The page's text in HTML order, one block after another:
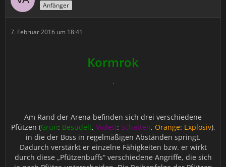
Anfänger
7. Februar 2016 um 18:41
Kormrok
Am Rand der Arena befinden sich drei verschiedene
Pfützen (Grün: Besudelt, Violett: Schatten, Orange: Explosiv),
in die der Boss in regelmäßigen Abständen springt.
Dadurch verstärkt er einzelne Fähigkeiten bzw. er wirkt
durch diese „Pfützenbuffs“ verschiedene Angriffe, die sich